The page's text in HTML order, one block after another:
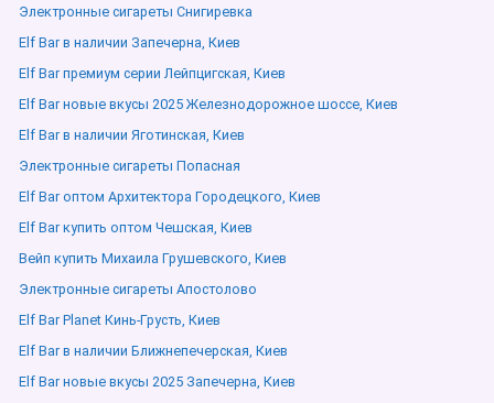
Электронные сигареты Снигиревка
Elf Bar в наличии Запечерна, Киев
Elf Bar премиум серии Лейпцигская, Киев
Elf Bar новые вкусы 2025 Железнодорожное шоссе, Киев
Elf Bar в наличии Яготинская, Киев
Электронные сигареты Попасная
Elf Bar оптом Архитектора Городецкого, Киев
Elf Bar купить оптом Чешская, Киев
Вейп купить Михаила Грушевского, Киев
Электронные сигареты Апостолово
Elf Bar Planet Кинь-Грусть, Киев
Elf Bar в наличии Ближнепечерская, Киев
Elf Bar новые вкусы 2025 Запечерна, Киев